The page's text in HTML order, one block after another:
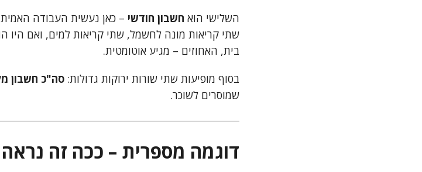
השלישי הוא חשבון חודשי – כאן נעשית העבודה
שתי קריאות מונה לחשמל, שתי קריאות למים, ואם היו
בית, האחוזים – מגיע אוטומטית.
בסוף מופיעות שתי שורות ירוקות גדולות: סה"כ חשבון
שמוסרים לשוכר.
דוגמה מספרית – ככה זה